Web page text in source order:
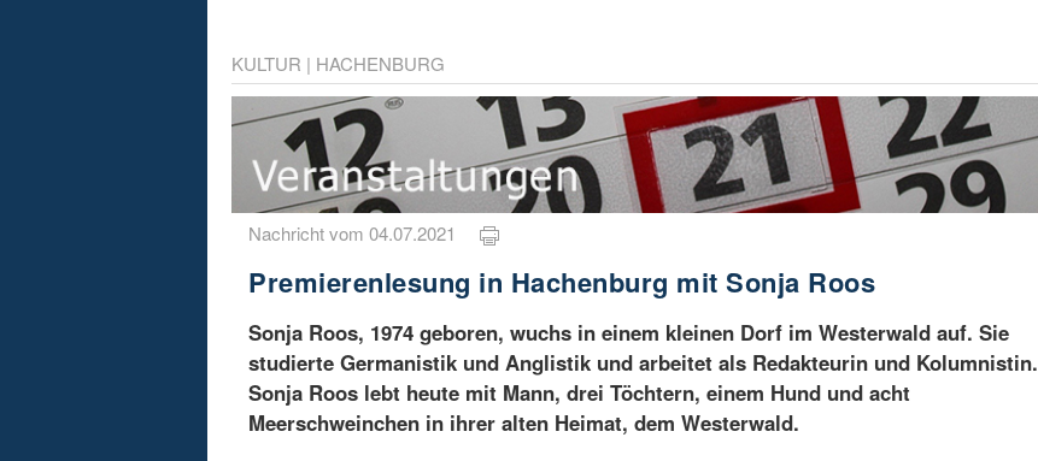
KULTUR | HACHENBURG
Nachricht vom 04.07.2021
Premierenlesung in Hachenburg mit Sonja Roos
Sonja Roos, 1974 geboren, wuchs in einem kleinen Dorf im Westerwald auf. Sie
studierte Germanistik und Anglistik und arbeitet als Redakteurin und Kolumnistin.
Sonja Roos lebt heute mit Mann, drei Töchtern, einem Hund und acht
Meerschweinchen in ihrer alten Heimat, dem Westerwald.